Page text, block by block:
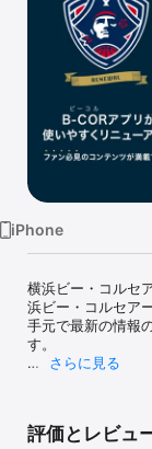
iPhone
横浜ビー・コルセ
浜ビー・コルセア
手元で最新の情報
す。
いつでもお手元で
さらに見る
評価とレビュ